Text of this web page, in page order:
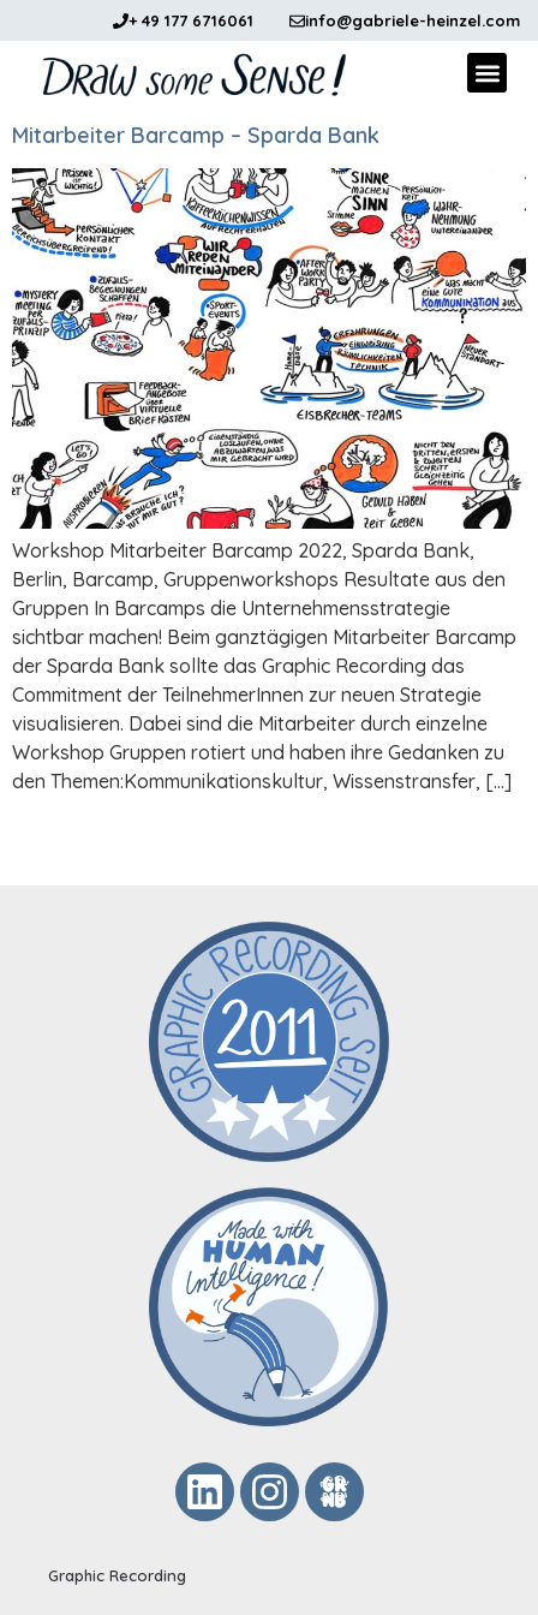
+ 49 177 6716061 info@gabriele-heinzel.com
Mitarbeiter Barcamp – Sparda Bank
Workshop Mitarbeiter Barcamp 2022, Sparda Bank,
Berlin, Barcamp, Gruppenworkshops Resultate aus den
Gruppen In Barcamps die Unternehmensstrategie
sichtbar machen! Beim ganztägigen Mitarbeiter Barcamp
der Sparda Bank sollte das Graphic Recording das
Commitment der TeilnehmerInnen zur neuen Strategie
visualisieren. Dabei sind die Mitarbeiter durch einzelne
Workshop Gruppen rotiert und haben ihre Gedanken zu
den Themen:Kommunikationskultur, Wissenstransfer, […]
Graphic Recording